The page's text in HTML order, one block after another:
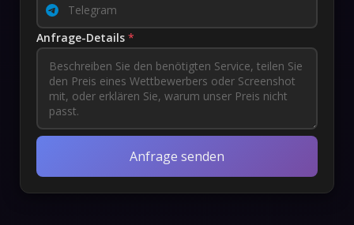
Anfrage-Details *
Anfrage senden